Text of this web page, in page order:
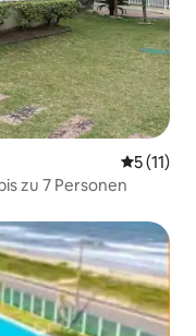
5 (11)
zu 7 Personen